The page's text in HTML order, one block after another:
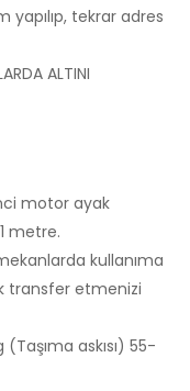
yapılıp, tekrar adres
ALTINI
motor ayak
metre.
kullanıma
transfer etmenizi
askısı) 55-